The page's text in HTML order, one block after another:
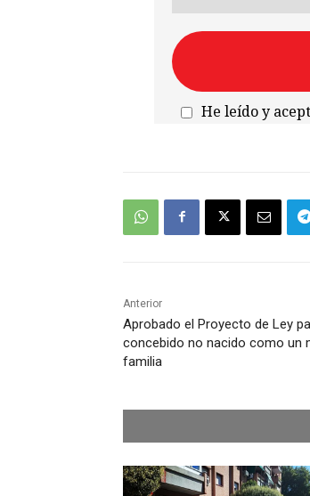
He leído y
Anterior
Aprobado el Proyecto de Ley
concebido no nacido como un
familia